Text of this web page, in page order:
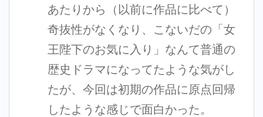
あたりから（以前に作品に比べて）
奇抜性がなくなり、こないだの「女
王陛下のお気に入り」なんて普通の
歴史ドラマになってたような気がし
たが、今回は初期の作品に原点回帰
したような感じで面白かった。